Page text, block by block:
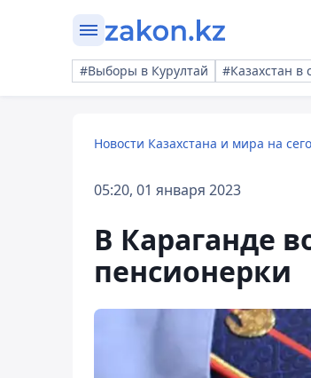
#Выборы в Курултай #Казахстан в
Новости Казахстана и мира на
05:20, 01 января 2023
В Караганде
пенсионерки